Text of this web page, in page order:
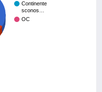
Continente
sconos…
OC